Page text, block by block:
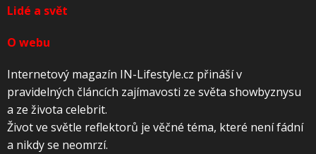
Lidé a svět
O webu
Internetový magazín IN-Lifestyle.cz přináší v
pravidelných článcích zajímavosti ze světa showbyznysu
a ze života celebrit.
Život ve světle reflektorů je věčné téma, které není fádní
a nikdy se neomrzí.